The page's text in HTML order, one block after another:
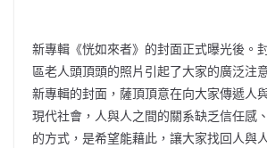
新專輯《恍如來者》的封面正式曝光後。
區老人頭頂頭的照片引起了大家的廣泛注
新專輯的封面，薩頂頂意在向大家傳遞人
現代社會，人與人之間的關系缺乏信任感
的方式，是希望能藉此，讓大家找回人與